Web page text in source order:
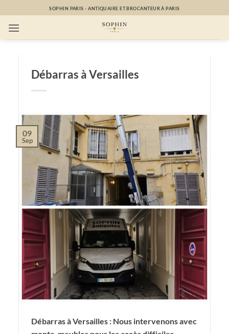
au
contenu
SOPHIN PARIS - ANTIQUAIRE ET BROCANTEUR À PARIS
Débarras à Versailles
09
Sep
Débarras à Versailles : Nous intervenons avec